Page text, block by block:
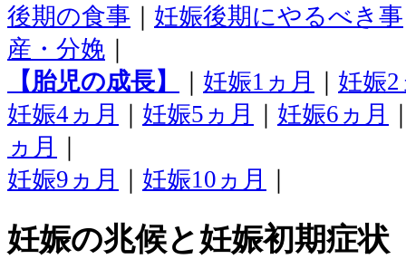
後期の食事
妊娠後期にやるべき事
産・分娩
【胎児の成長】
妊娠1ヵ月
妊娠
妊娠4ヵ月
妊娠5ヵ月 妊娠6ヵ月
ヵ月
妊娠9ヵ月
妊娠10ヵ月
妊娠の兆候と妊娠初期症状